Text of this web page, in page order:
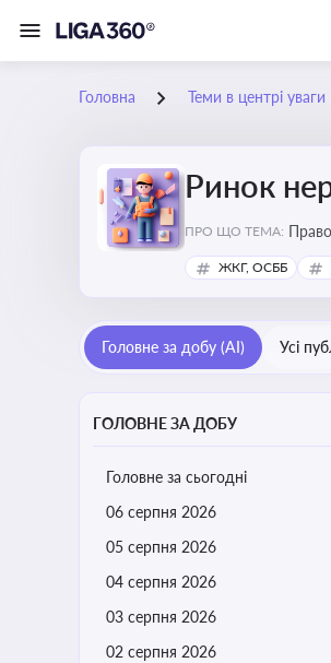
Головна Теми в центрі уваги
Ринок
ПРО ЩО ТЕМА:
ЖКГ, ОСББ
Головне за добу (AI) Усі
ГОЛОВНЕ ЗА ДОБУ
Головне за сьогодні
06 серпня 2026
05 серпня 2026
04 серпня 2026
03 серпня 2026
02 серпня 2026